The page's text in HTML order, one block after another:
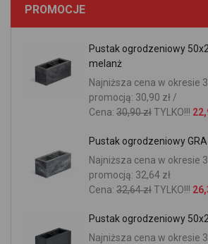
PROMOCJE
Pustak ogrodzeniowy
melanż
Najniższa cena w okresie
promocją: 30,90 zł /
Cena: 30,90 złTYLKO!!!
Pustak ogrodzeniowy
Najniższa cena w okresie
promocją: 32,64 zł
Cena: 32,64 złTYLKO!!!
Pustak ogrodzeniowy
Najniższa cena w okresie